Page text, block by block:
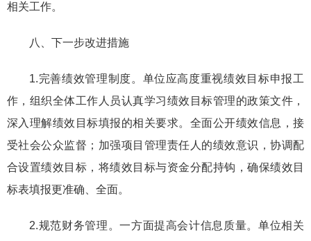
相关工作。
八、下一步改进措施
1.完善绩效管理制度。单位应高度重视绩效目标申报工
作，组织全体工作人员认真学习绩效目标管理的政策文件，
深入理解绩效目标填报的相关要求。全面公开绩效信息，接
受社会公众监督；加强项目管理责任人的绩效意识，协调配
合设置绩效目标，将绩效目标与资金分配持钩，确保绩效目
标表填报更准确、全面。
2.规范财务管理。一方面提高会计信息质量。单位相关